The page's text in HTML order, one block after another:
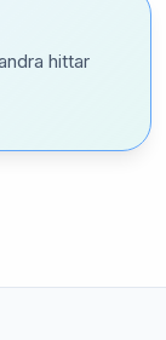
hittar